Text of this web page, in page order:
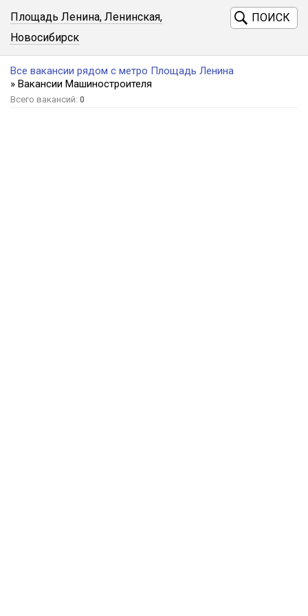
Площадь Ленина, Ленинская,
Новосибирск
ПОИСК
Все вакансии рядом с метро Площадь Ленина
» Вакансии Машиностроителя
Всего вакансий: 0